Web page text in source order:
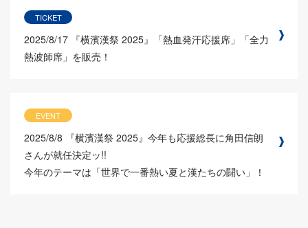
TICKET
2025/8/17 『横濱漢祭 2025』「熱血発汗応援席」「全力
熱波師席」を販売！
EVENT
2025/8/8
『横濱漢祭 2025』今年も応援総長に角田信朗
さんが就任決定ッ!!
今年のテーマは「世界で一番熱い夏と漢たちの闘い」！